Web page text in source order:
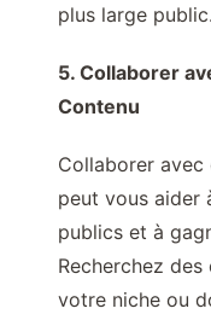
plus large public.
5. Collaborer
Contenu
Collaborer avec
peut vous aider
publics et à
Recherchez
votre niche ou